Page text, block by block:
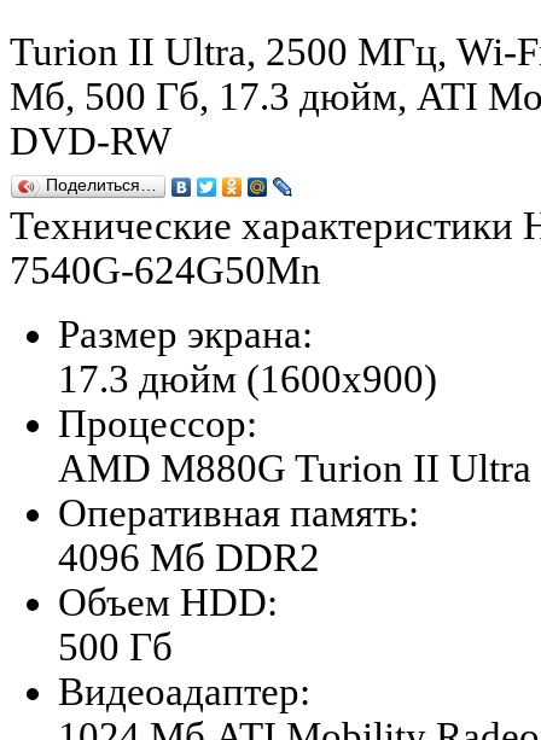
Turion II Ultra, 2500 МГц, Wi-
Мб, 500 Гб, 17.3 дюйм, ATI
DVD-RW
Поделиться…
Технические характеристики
7540G-624G50Mn
Размер экрана:
17.3 дюйм (1600x900)
Процессор:
AMD M880G Turion II
Оперативная память:
4096 Мб DDR2
Объем HDD:
500 Гб
Видеоадаптер: